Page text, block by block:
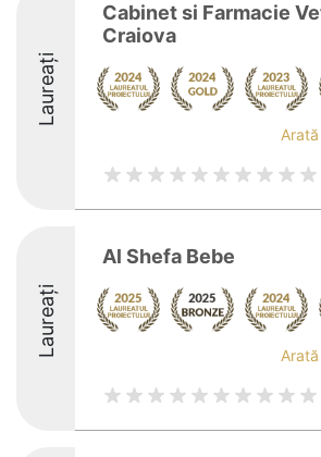
Laureați
Cabinet si Farmacie
Craiova
Laureați
Al Shefa Bebe